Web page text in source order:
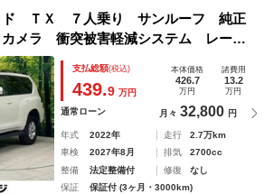
ド ＴＸ ７人乗り サンルーフ 純正
メラ 衝突被害軽減システム レーダ
ラレコ コーナーセンサー スマート
ＴＣ２．０ 純正１７インチアルミ
支払総額(税込)
439.9 万円
本体価格
426.7
万円
諸費用
13.2
万円
通常ローン 月々 32,800 円
年式 2022年 走行
2.7万km
車検
2027年8月 排気
2700cc
整備
法定整備付 修復
なし
保証
保証付 (3ヶ月・3000km)